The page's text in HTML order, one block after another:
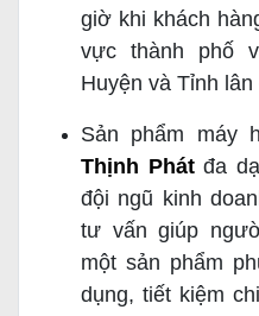
giờ khi khách
vực thành phố
Huyện và Tỉnh lân
Sản phẩm máy
Thịnh Phátđa
đội ngũ kinh
tư vấn giúp
một sản phẩm
dụng, tiết kiệm